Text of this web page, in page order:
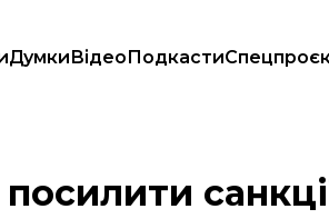
ДумкиВідеоПодкасти